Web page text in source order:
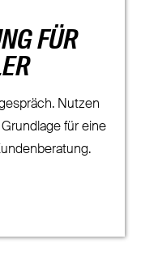
FÜR
Nutzen
für eine